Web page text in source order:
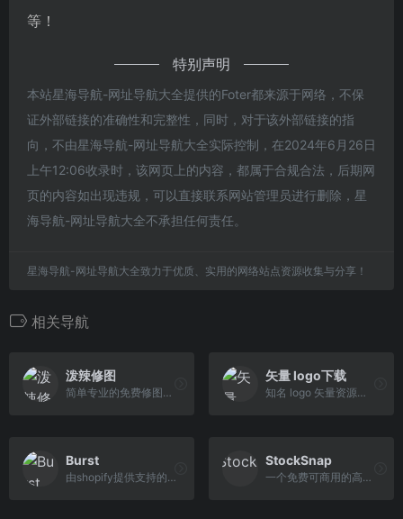
等！
特别声明
本站星海导航-网址导航大全提供的Foter都来源于网络，不保
证外部链接的准确性和完整性，同时，对于该外部链接的指
向，不由星海导航-网址导航大全实际控制，在2024年6月26日
上午12:06收录时，该网页上的内容，都属于合规合法，后期网
页的内容如出现违规，可以直接联系网站管理员进行删除，星
海导航-网址导航大全不承担任何责任。
星海导航-网址导航大全致力于优质、实用的网络站点资源收集与分享！
相关导航
泼辣修图
简单专业的免费修图软件
矢量 logo下载
知名 logo 矢量资源下载
Burst
由shopify提供支持的免费图片平台
StockSnap
一个免费可商用的高分辨率优质图库网站